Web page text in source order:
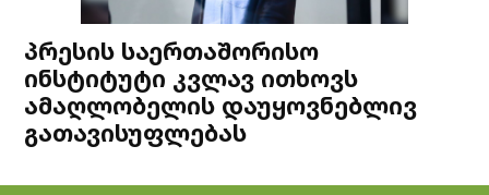
პრესის საერთაშორისო
ინსტიტუტი კვლავ ითხოვს
ამაღლობელის დაუყოვნებლივ
გათავისუფლებას